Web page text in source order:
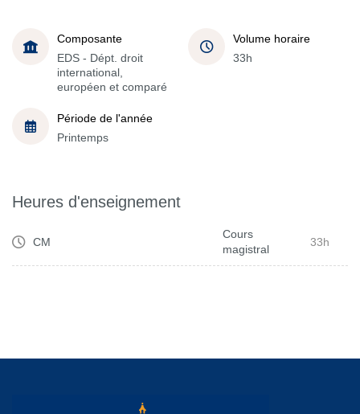
Composante
EDS - Dépt. droit
international,
européen et comparé
Volume horaire
33h
Période de l'année
Printemps
Heures d'enseignement
CM
Cours
magistral
33h